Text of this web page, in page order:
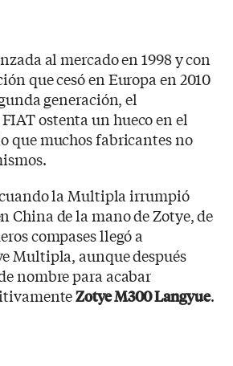
al mercado en 1998 y con
que cesó en Europa en 2010
generación, el
ostenta un hueco en el
que muchos fabricantes no
cuando la Multipla irrumpió
China de la mano de Zotye, de
compases llegó a
Multipla, aunque después
nombre para acabar
Zotye M300 Langyue.